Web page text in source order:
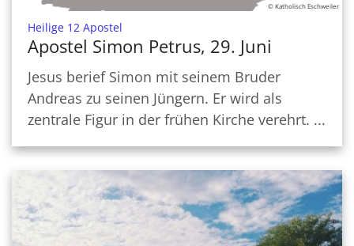
© Katholisch Eschweiler
Heilige 12 Apostel
Apostel Simon Petrus, 29. Juni
Jesus berief Simon mit seinem Bruder
Andreas zu seinen Jüngern. Er wird als
zentrale Figur in der frühen Kirche verehrt. ...